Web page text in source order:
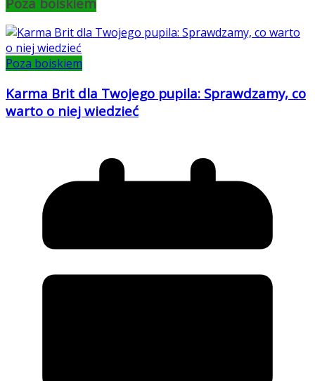
Poza boiskiem
Karma Brit dla Twojego pupila: Sprawdzamy, co
warto o niej wiedzieć